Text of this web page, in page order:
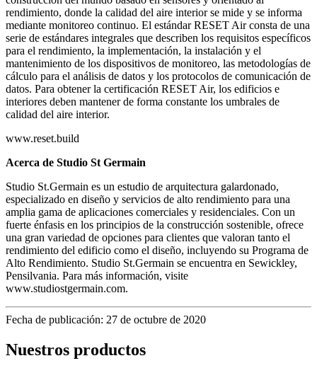
rendimiento, donde la calidad del aire interior se mide y se informa
mediante monitoreo continuo. El estándar RESET Air consta de una
serie de estándares integrales que describen los requisitos específicos
para el rendimiento, la implementación, la instalación y el
mantenimiento de los dispositivos de monitoreo, las metodologías de
cálculo para el análisis de datos y los protocolos de comunicación de
datos. Para obtener la certificación RESET Air, los edificios e
interiores deben mantener de forma constante los umbrales de
calidad del aire interior.
www.reset.build
Acerca de Studio St Germain
Studio St.Germain es un estudio de arquitectura galardonado,
especializado en diseño y servicios de alto rendimiento para una
amplia gama de aplicaciones comerciales y residenciales. Con un
fuerte énfasis en los principios de la construcción sostenible, ofrece
una gran variedad de opciones para clientes que valoran tanto el
rendimiento del edificio como el diseño, incluyendo su Programa de
Alto Rendimiento. Studio St.Germain se encuentra en Sewickley,
Pensilvania. Para más información, visite
www.studiostgermain.com.
Fecha de publicación: 27 de octubre de 2020
Nuestros productos